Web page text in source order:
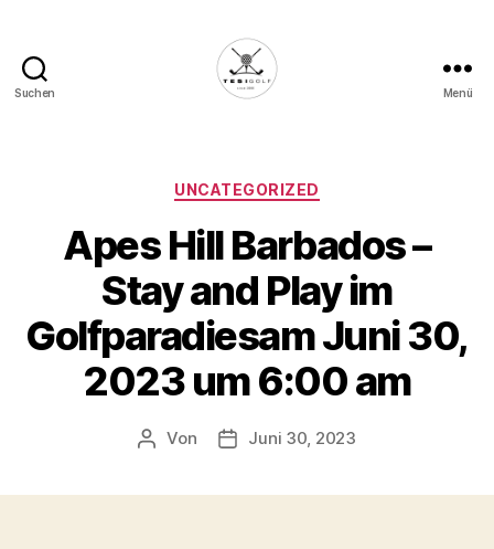
Suchen
Deine
Plattform
für
Golfbegeisterte!
Menü
Kategorien
UNCATEGORIZED
Apes Hill Barbados –
Stay and Play im
Golfparadiesam Juni 30,
2023 um 6:00 am
Beitragsautor
Von Veröffentlichungsdatum
Juni 30, 2023